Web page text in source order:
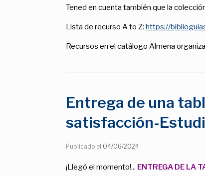
Tened en cuenta también que la
Lista de recurso A to Z: https://
Recursos en el catálogo Almena
Entrega de una
satisfacción-
Publicado el 04/06/2024
¡Llegó el momento!... ENTREGA DE LA